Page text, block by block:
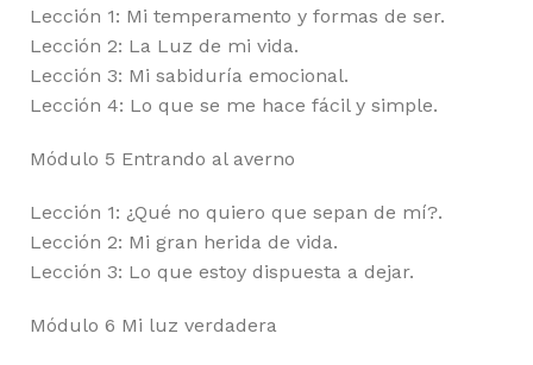
Lección 1: Mi temperamento y formas de ser.
Lección 2: La Luz de mi vida.
Lección 3: Mi sabiduría emocional.
Lección 4: Lo que se me hace fácil y simple.
Módulo 5 Entrando al averno
Lección 1: ¿Qué no quiero que sepan de mí?.
Lección 2: Mi gran herida de vida.
Lección 3: Lo que estoy dispuesta a dejar.
Módulo 6 Mi luz verdadera